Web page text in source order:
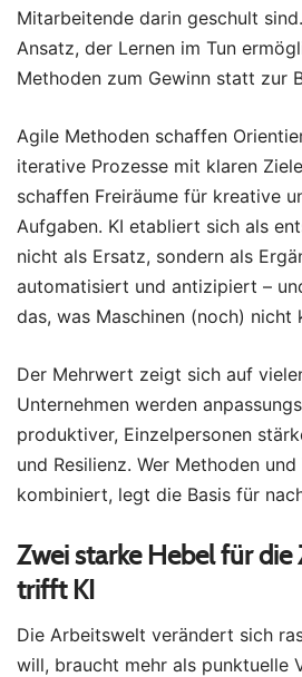
Mitarbeitende darin geschult
Ansatz, der Lernen im Tun
Methoden zum Gewinn statt zur
Agile Methoden schaffen
iterative Prozesse mit klaren
schaffen Freiräume für kreative
Aufgaben. KI etabliert sich als
nicht als Ersatz, sondern als
automatisiert und antizipiert –
das, was Maschinen (noch) nicht
Der Mehrwert zeigt sich auf
Unternehmen werden
produktiver, Einzelpersonen
und Resilienz. Wer Methoden
kombiniert, legt die Basis für
Zwei starke Hebel für
trifft KI
Die Arbeitswelt verändert sich
will, braucht mehr als punktuelle